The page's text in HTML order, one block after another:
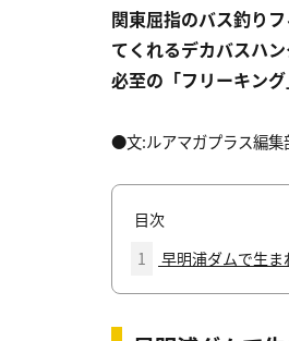
関東屈指のバス釣り
てくれるデカバスハ
必至の「フリーキン
●文:ルアマガプラス編集
目次
1
早明浦ダムで生ま